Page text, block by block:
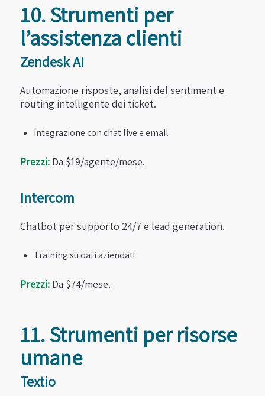
10. Strumenti per
l’assistenza clienti
Zendesk AI
Automazione risposte, analisi del sentiment e
routing intelligente dei ticket.
Integrazione con chat live e email
Prezzi:Da $19/agente/mese.
Intercom
Chatbot per supporto 24/7 e lead generation.
Training su dati aziendali
Prezzi:Da $74/mese.
11. Strumenti per risorse
umane
Textio